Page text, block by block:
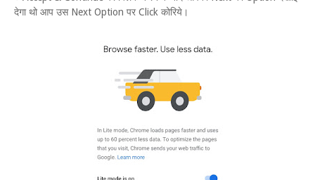
देगा थो आप उस Next Option पर Click कोरिये।